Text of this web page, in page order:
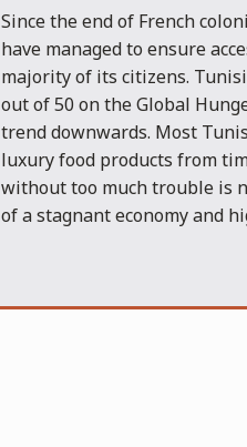
Since the end of French
have managed to ensure
majority of its citizens.
out of 50 on the Global
trend downwards. Most
luxury food products from
without too much trouble is
of a stagnant economy and